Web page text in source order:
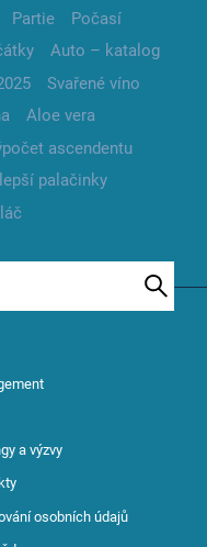
Partie
Počasí
Auto – katalog
Svařené víno
Aloe vera
ascendentu
palačinky
a výzvy
osobních údajů